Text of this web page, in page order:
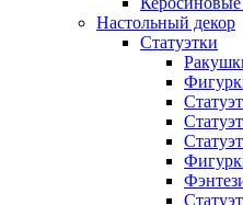
Настольный декор
Статуэтки